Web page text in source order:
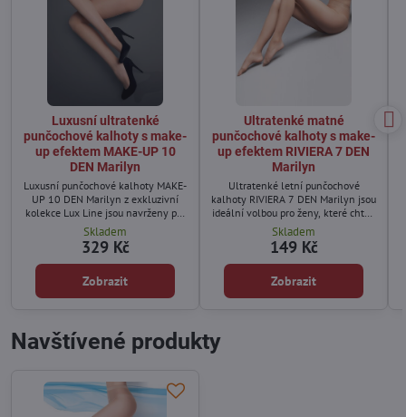
Luxusní ultratenké
punčochové kalhoty s make-
up efektem MAKE-UP 10
DEN Marilyn
Luxusní punčochové kalhoty MAKE-
UP 10 DEN Marilyn z exkluzivní
kolekce Lux Line jsou navrženy pro
ženy, které chtějí dosáhnout
dokonale hladkého a přirozeně
krásného vzhledu nohou.
Skladem
329 Kč
Zobrazit
Ultratenké matné
punčochové kalhoty s make-
up efektem RIVIERA 7 DEN
Marilyn
Ultratenké letní punčochové
kalhoty RIVIERA 7 DEN Marilyn jsou
ideální volbou pro ženy, které chtějí
dosáhnout přirozeně krásného
vzhledu nohou i během horkých
dnů.
Skladem
149 Kč
Zobrazit
Navštívené produkty